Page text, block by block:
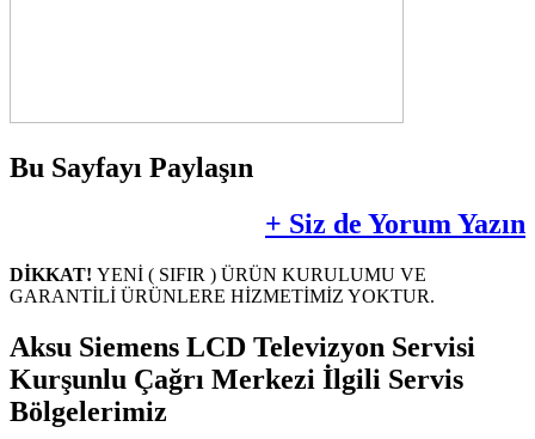
Bu Sayfayı Paylaşın
+ Siz de Yorum Yazın
DİKKAT! YENİ ( SIFIR ) ÜRÜN KURULUMU VE
GARANTİLİ ÜRÜNLERE HİZMETİMİZ YOKTUR.
Aksu Siemens LCD Televizyon Servisi
Kurşunlu Çağrı Merkezi İlgili Servis
Bölgelerimiz